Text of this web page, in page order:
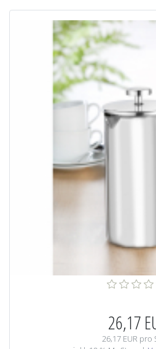
26,17
26,17 EUR pro